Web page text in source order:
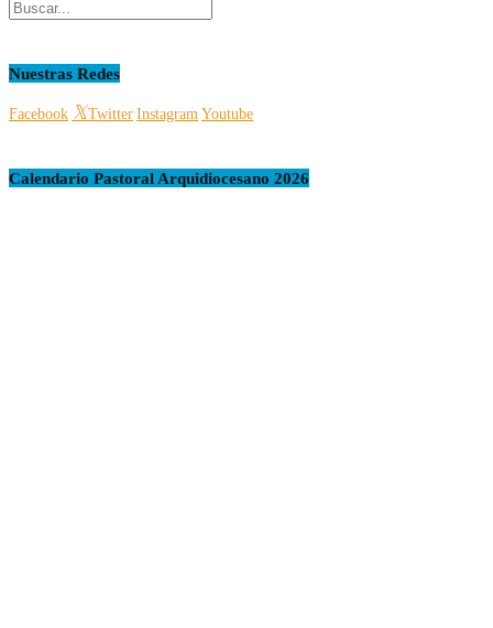
Nuestras Redes
Facebook Twitter Instagram Youtube
Calendario Pastoral Arquidiocesano 2026